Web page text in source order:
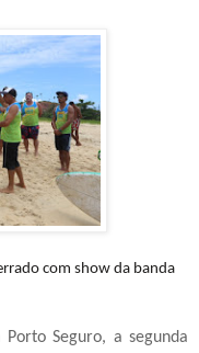
com show da banda
Seguro, a segunda